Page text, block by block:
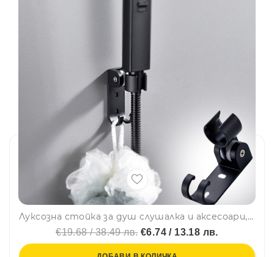
Луксозна стойка за душ слушалка и аксесоари, черен мат
€19.68 / 38.49 лв.€6.74 / 13.18 лв.